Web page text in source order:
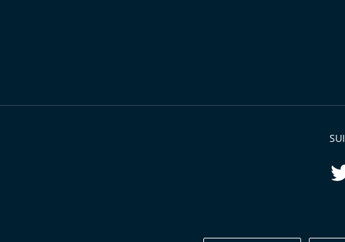
Publications administratives-Accessibilité :